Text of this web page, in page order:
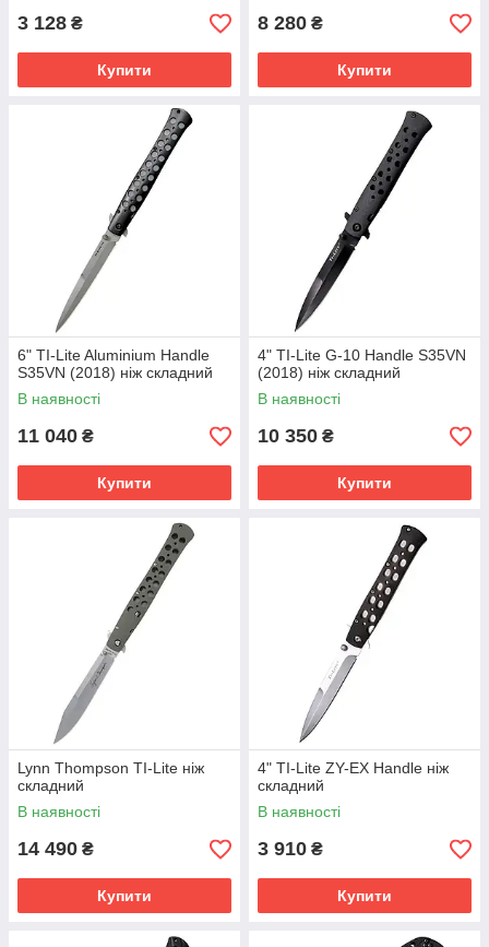
3 128 ₴
Купити
8 280 ₴
Купити
6" TI-Lite Aluminium Handle
S35VN (2018) ніж складний
В наявності
11 040 ₴
Купити
4" TI-Lite G-10 Handle S35VN
(2018) ніж складний
В наявності
10 350 ₴
Купити
Lynn Thompson TI-Lite ніж
складний
В наявності
14 490 ₴
Купити
4" TI-Lite ZY-EX Handle ніж
складний
В наявності
3 910 ₴
Купити